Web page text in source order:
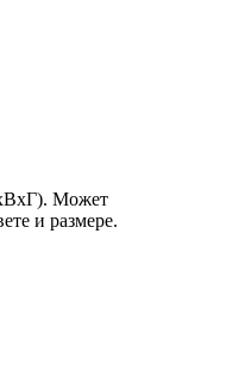
Может
и размере.